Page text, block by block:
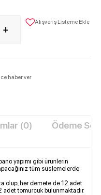
Alışveriş Listeme Ekle
haber ver
(0) Ödeme
yapımı gibi ürünlerin
tüm süslemelerde
olup, her demete de 12 adet
adet tomurcuk bulunmaktadır.